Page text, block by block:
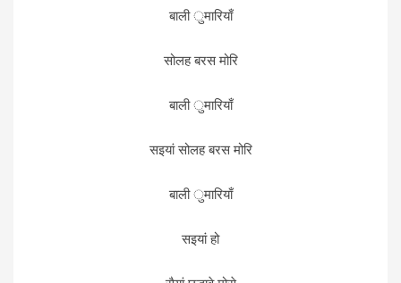
बाली ुमारियाँ
सोलह बरस मोरि
बाली ुमारियाँ
सइयां सोलह बरस मोरि
बाली ुमारियाँ
सइयां हो